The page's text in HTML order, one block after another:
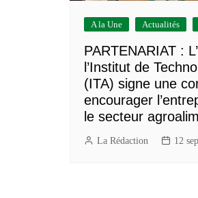
A la Une Actualités
PARTENARIAT :
l’Institut de
(ITA) signe une
encourager
le secteur
La Rédaction 12